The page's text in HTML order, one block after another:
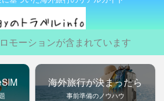
モーションが含まれています
海外旅行が決まったら
事前準備のノウハウ